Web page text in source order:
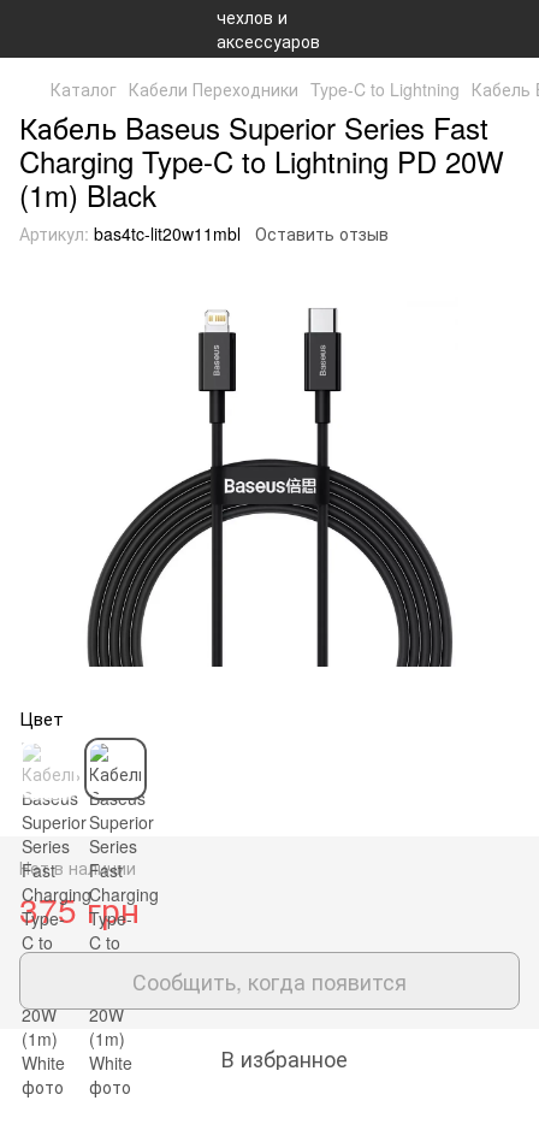
Каталог Кабели Переходники Type-C to Lightning Кабель
Кабель Baseus Superior Series Fast
Charging Type-C to Lightning PD 20W
(1m) Black
Артикул: bas4tc-lit20w11mbl Оставить отзыв
Цвет
Нет в наличии
375 грн
Сообщить, когда появится
В избранное